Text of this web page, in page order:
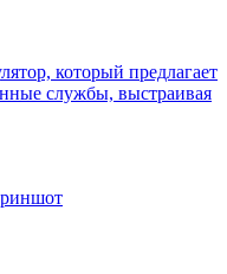
который предлагает
службы, выстраивая